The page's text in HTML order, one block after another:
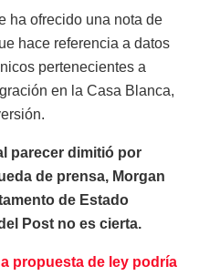
ha ofrecido una nota de
hace referencia a datos
pertenecientes a
en la Casa Blanca,
parecer dimitió por
de prensa, Morgan
de Estado
Post no es cierta.
propuesta de ley podría